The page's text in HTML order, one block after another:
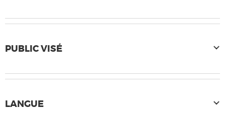
PUBLIC VISÉ
LANGUE